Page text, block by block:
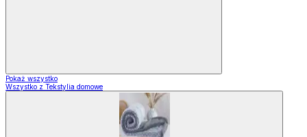
Pokaż wszystko
Wszystko z Tekstylia domowe